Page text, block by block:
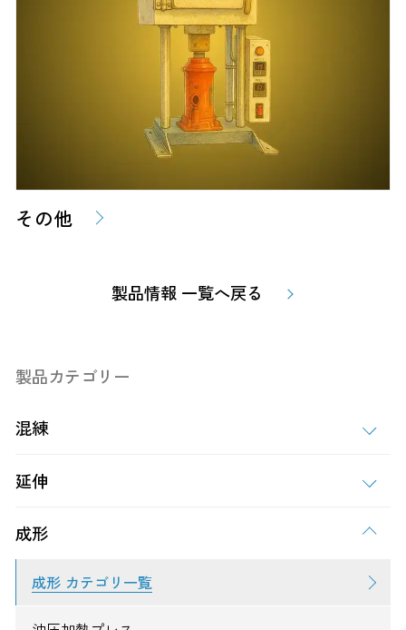
その他
製品情報 一覧へ戻る
製品カテゴリー
混練
延伸
成形
成形 カテゴリ一覧